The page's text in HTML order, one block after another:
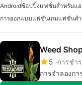
Androidช้อปปิ้งแฟชั่นสำหรับแ
การออกแบบแฟชั่นเกมแฟชั่นส
Weed
5 การชำ
การจำลองก